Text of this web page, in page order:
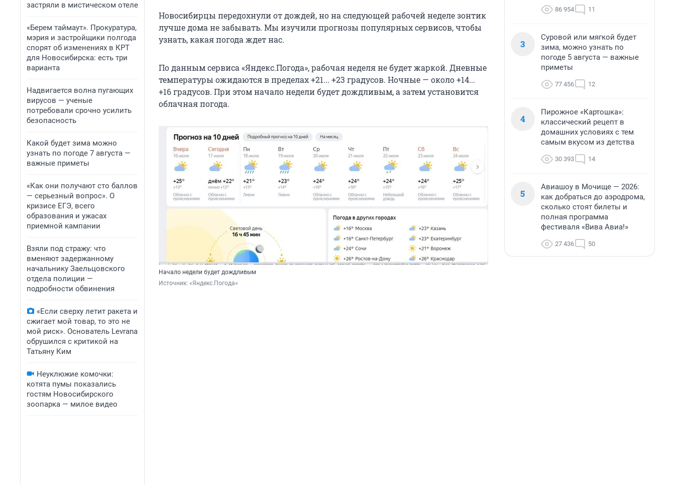
застряли в мистическом отеле
«Берем таймаут». Прокуратура,
мэрия и застройщики полгода
спорят об изменениях в КРТ
для Новосибирска: есть три
варианта
Надвигается волна пугающих
вирусов — ученые
потребовали срочно усилить
безопасность
Какой будет зима можно
узнать по погоде 7 августа —
важные приметы
«Как они получают сто баллов
— серьезный вопрос». О
кризисе ЕГЭ, всего
образования и ужасах
приемной кампании
Взяли под стражу: что
вменяют задержанному
начальнику Заельцовского
отдела полиции —
подробности обвинения
«Если сверху летит ракета и
сжигает мой товар, то это не
мой риск». Основатель Levrana
обрушился с критикой на
Татьяну Ким
Неуклюжие комочки:
котята пумы показались
гостям Новосибирского
зоопарка — милое видео
Новосибирцы передохнули от дождей, но на следующей рабочей неделе зонтик
лучше дома не забывать. Мы изучили прогнозы популярных сервисов, чтобы
узнать, какая погода ждет нас.
По данным сервиса «Яндекс.Погода», рабочая неделя не будет жаркой. Дневные
температуры ожидаются в пределах +21... +23 градусов. Ночные — около +14...
+16 градусов. При этом начало недели будет дождливым, а затем установится
облачная погода.
Начало недели будет дождливым
Источник: «Яндекс.Погода»
86 954 11
3
Суровой или мягкой будет
зима, можно узнать по
погоде 5 августа — важные
приметы
77 456 12
4
Пирожное «Картошка»:
классический рецепт в
домашних условиях с тем
самым вкусом из детства
30 393 14
5
Авиашоу в Мочище — 2026:
как добраться до аэродрома,
сколько стоят билеты и
полная программа
фестиваля «Вива Авиа!»
27 436 50